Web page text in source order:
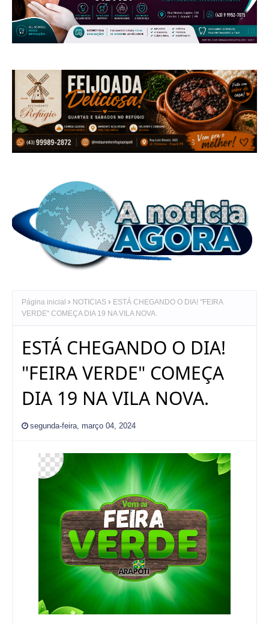
Página inicial NOTICIAS
ESTÁ CHEGANDO O DIA! "FEIRA
VERDE" COMEÇA DIA 19 NA VILA NOVA.
ESTÁ CHEGANDO O DIA!
"FEIRA VERDE" COMEÇA
DIA 19 NA VILA NOVA.
segunda-feira, março 04, 2024